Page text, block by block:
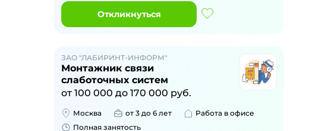
Откликнуться
ЗАО "ЛАБИРИНТ-ИНФОРМ"
Монтажник связи
слаботочных систем
от 100 000 до 170 000 руб.
Москва от 3 до 6 лет
Работа в офисе
Полная занятость